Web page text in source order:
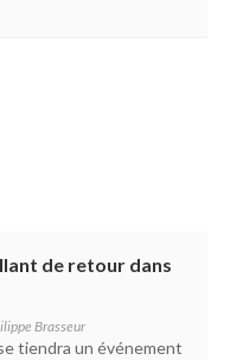
de retour dans
Brasseur
tiendra un événement